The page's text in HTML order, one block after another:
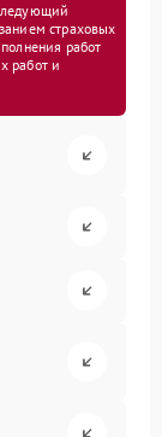
страховых
работ
работ и